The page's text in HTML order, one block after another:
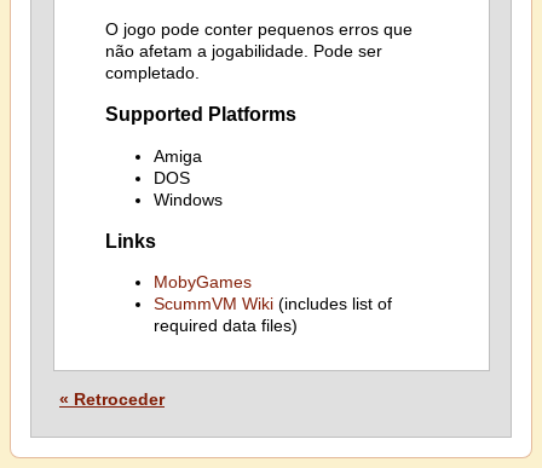
O jogo pode conter pequenos erros que
não afetam a jogabilidade. Pode ser
completado.
Supported Platforms
Amiga
DOS
Windows
Links
MobyGames
ScummVM Wiki(includes list of
required data files)
« Retroceder